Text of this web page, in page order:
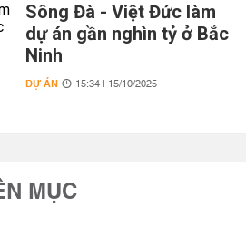
Sông Đà - Việt Đức làm
dự án gần nghìn tỷ ở Bắc
Ninh
DỰ ÁN 15:34 | 15/10/2025
MỤC